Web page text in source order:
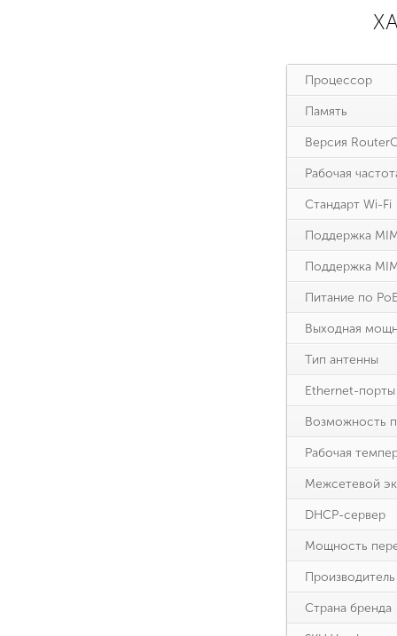
Процессор
Память
Версия
Рабочая
Стандарт Wi-Fi
Поддержка
Поддержка
Питание по
Выходная
Тип антенны
Ethernet-порты
Возможность
Рабочая
Межсетевой
DHCP-сервер
Мощность
Производитель
Страна бренда